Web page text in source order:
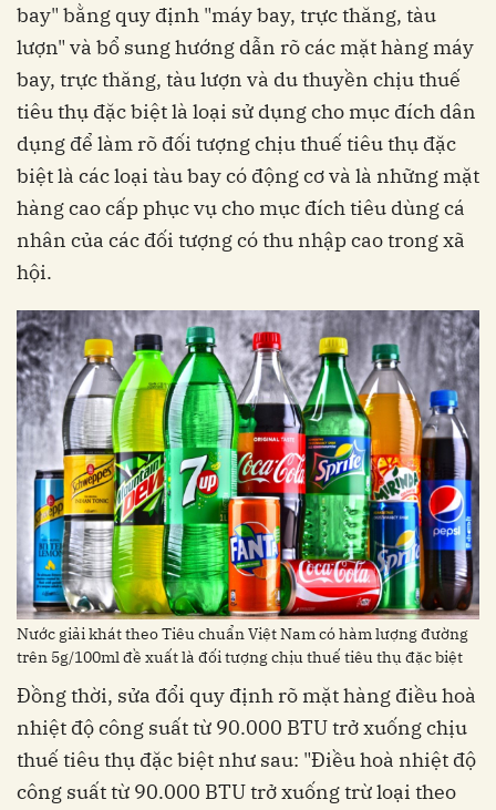
bay" bằng quy định "máy bay, trực thăng, tàu
lượn" và bổ sung hướng dẫn rõ các mặt hàng máy
bay, trực thăng, tàu lượn và du thuyền chịu thuế
tiêu thụ đặc biệt là loại sử dụng cho mục đích dân
dụng để làm rõ đối tượng chịu thuế tiêu thụ đặc
biệt là các loại tàu bay có động cơ và là những mặt
hàng cao cấp phục vụ cho mục đích tiêu dùng cá
nhân của các đối tượng có thu nhập cao trong xã
hội.
Nước giải khát theo Tiêu chuẩn Việt Nam có hàm lượng đường
trên 5g/100ml đề xuất là đối tượng chịu thuế tiêu thụ đặc biệt
Đồng thời, sửa đổi quy định rõ mặt hàng điều hoà
nhiệt độ công suất từ 90.000 BTU trở xuống chịu
thuế tiêu thụ đặc biệt như sau: "Điều hoà nhiệt độ
công suất từ 90.000 BTU trở xuống trừ loại theo